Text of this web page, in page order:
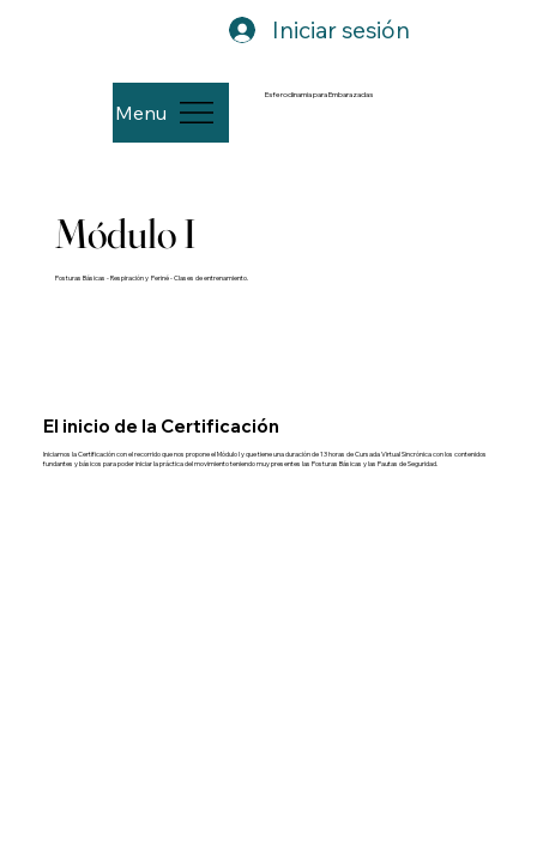
Iniciar sesión
Menu
Esferodinamia para Embarazadas
Módulo I
Posturas Básicas - Respiración y Periné - Clases de entrenamiento.
El inicio de la Certificación
Iniciamos la Certificación con el recorrido que nos propone el Módulo I y que tiene una duración de 13 horas de Cursada Virtual Sincrónica con los contenidos
fundantes y básicos para poder iniciar la práctica del movimiento teniendo muy presentes las Posturas Básicas y las Pautas de Seguridad.